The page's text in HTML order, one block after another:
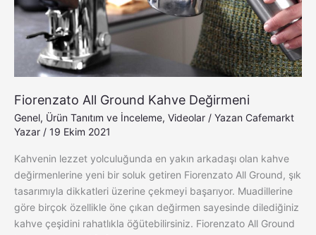
Fiorenzato All Ground Kahve Değirmeni
Genel, Ürün Tanıtım ve İnceleme, Videolar / Yazan Cafemarkt
Yazar / 19 Ekim 2021
Kahvenin lezzet yolculuğunda en yakın arkadaşı olan kahve
değirmenlerine yeni bir soluk getiren Fiorenzato All Ground, şık
tasarımıyla dikkatleri üzerine çekmeyi başarıyor. Muadillerine
göre birçok özellikle öne çıkan değirmen sayesinde dilediğiniz
kahve çeşidini rahatlıkla öğütebilirsiniz. Fiorenzato All Ground